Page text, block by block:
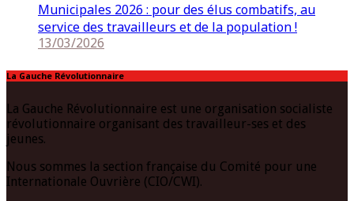
Municipales 2026 : pour des élus combatifs, au
service des travailleurs et de la population !
13/03/2026
La Gauche Révolutionnaire
La Gauche Révolutionnaire est une organisation socialiste
révolutionnaire organisant des travailleur-ses et des
jeunes.
Nous sommes la section française du Comité pour une
Internationale Ouvrière (CIO/CWI).